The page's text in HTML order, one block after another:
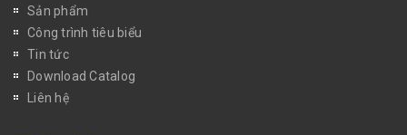
Sản phẩm
Công trình tiêu biểu
Tin tức
Download Catalog
Liên hệ